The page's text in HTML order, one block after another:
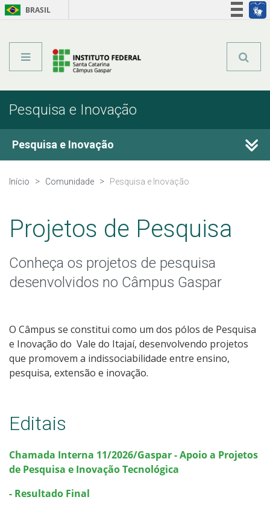
BRASIL
Pesquisa e Inovação
Pesquisa e Inovação
Programas de Pesquisa
Pesquisadores
Grupos de Pesquisa
Pesquisa com dados/entrevistas institucionais
NIT - Núcleo de Inovação Tecnológica
Início Comunidade Pesquisa e Inovação
Projetos de Pesquisa
Conheça os projetos de pesquisa
desenvolvidos no Câmpus Gaspar
O Câmpus se constitui como um dos pólos de Pesquisa
e Inovação do Vale do Itajaí, desenvolvendo projetos
que promovem a indissociabilidade entre ensino,
pesquisa, extensão e inovação.
Editais
Chamada Interna 11/2026/Gaspar - Apoio a Projetos
de Pesquisa e Inovação Tecnológica
- Resultado Final